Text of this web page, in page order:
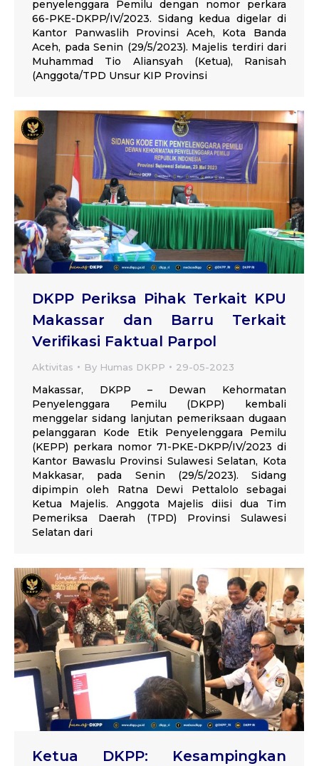
penyelenggara Pemilu dengan nomor perkara
66-PKE-DKPP/IV/2023. Sidang kedua digelar di
Kantor Panwaslih Provinsi Aceh, Kota Banda
Aceh, pada Senin (29/5/2023). Majelis terdiri dari
Muhammad Tio Aliansyah (Ketua), Ranisah
(Anggota/TPD Unsur KIP Provinsi
DKPP Periksa Pihak Terkait KPU
Makassar dan Barru Terkait
Verifikasi Faktual Parpol
Aktivitas By Humas DKPP 29-05-2023
Makassar, DKPP – Dewan Kehormatan
Penyelenggara Pemilu (DKPP) kembali
menggelar sidang lanjutan pemeriksaan dugaan
pelanggaran Kode Etik Penyelenggara Pemilu
(KEPP) perkara nomor 71-PKE-DKPP/IV/2023 di
Kantor Bawaslu Provinsi Sulawesi Selatan, Kota
Makkasar, pada Senin (29/5/2023). Sidang
dipimpin oleh Ratna Dewi Pettalolo sebagai
Ketua Majelis. Anggota Majelis diisi dua Tim
Pemeriksa Daerah (TPD) Provinsi Sulawesi
Selatan dari
Ketua DKPP: Kesampingkan